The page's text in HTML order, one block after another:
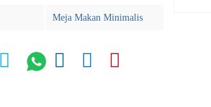
Meja Makan Minimalis